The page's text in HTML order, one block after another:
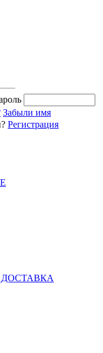
Забыли имя
Регистрация